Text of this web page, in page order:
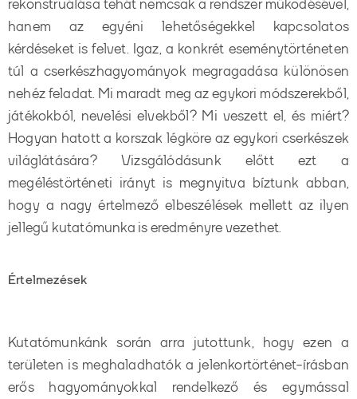
rekonstruálása tehát nemcsak a rendszer működésével,
hanem az egyéni lehetőségekkel kapcsolatos
kérdéseket is felvet. Igaz, a konkrét eseménytörténeten
túl a cserkészhagyományok megragadása különösen
nehéz feladat. Mi maradt meg az egykori módszerekből,
játékokból, nevelési elvekből? Mi veszett el, és miért?
Hogyan hatott a korszak légköre az egykori cserkészek
világlátására? Vizsgálódásunk előtt ezt a
megéléstörténeti irányt is megnyitva bíztunk abban,
hogy a nagy értelmező elbeszélések mellett az ilyen
jellegű kutatómunka is eredményre vezethet.
Értelmezések
Kutatómunkánk során arra jutottunk, hogy ezen a
területen is meghaladhatók a jelenkortörténet-írásban
erős hagyományokkal rendelkező és egymással